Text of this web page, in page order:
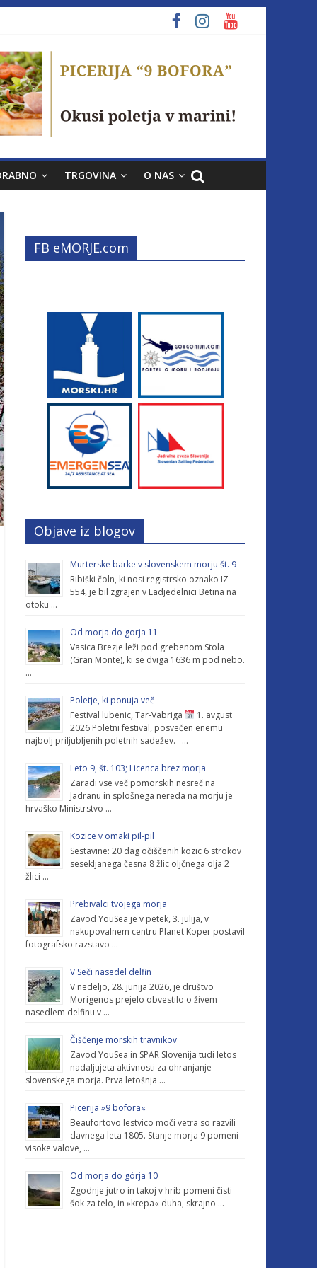
TRGOVINA O NAS
FB eMORJE.com
Objave iz blogov
Murterske barke v slovenskem morju št. 9
Ribiški čoln, ki nosi registrsko oznako IZ–
554, je bil zgrajen v Ladjedelnici Betina na
otoku …
Od morja do gorja 11
Vasica Brezje leži pod grebenom Stola
(Gran Monte), ki se dviga 1636 m pod nebo.
…
Poletje, ki ponuja več
Festival lubenic, Tar-Vabriga
1. avgust
2026 Poletni festival, posvečen enemu
najbolj priljubljenih poletnih sadežev. …
Leto 9, št. 103; Licenca brez morja
Zaradi vse več pomorskih nesreč na
Jadranu in splošnega nereda na morju je
hrvaško Ministrstvo …
Kozice v omaki pil-pil
Sestavine: 20 dag očiščenih kozic 6 strokov
sesekljanega česna 8 žlic oljčnega olja 2
žlici …
Prebivalci tvojega morja
Zavod YouSea je v petek, 3. julija, v
nakupovalnem centru Planet Koper postavil
fotografsko razstavo …
V Seči nasedel delfin
V nedeljo, 28. junija 2026, je društvo
Morigenos prejelo obvestilo o živem
nasedlem delfinu v …
Čiščenje morskih travnikov
Zavod YouSea in SPAR Slovenija tudi letos
nadaljujeta aktivnosti za ohranjanje
slovenskega morja. Prva letošnja …
Picerija »9 bofora«
Beaufortovo lestvico moči vetra so razvili
davnega leta 1805. Stanje morja 9 pomeni
visoke valove, …
Od morja do górja 10
Zgodnje jutro in takoj v hrib pomeni čisti
šok za telo, in »krepa« duha, skrajno …